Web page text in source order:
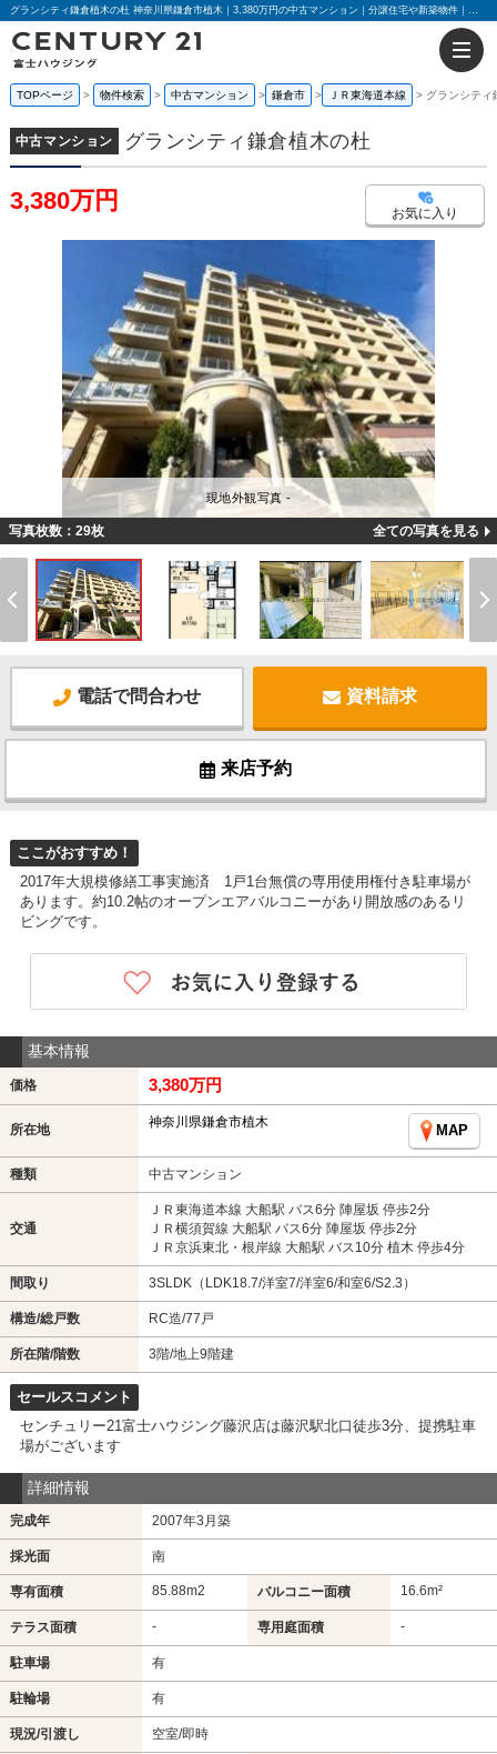
グランシティ鎌倉植木の杜 神奈川県鎌倉市植木｜3,380万円の中古マンション｜分譲住宅や新築物件｜センチュリー21富士ハウジング
TOPページ 物件検索 中古マンション 鎌倉市 ＪＲ東海道本線 グランシティ
中古マンション グランシティ鎌倉植木の杜
3,380万円 お気に入り
現地外観写真 -
写真枚数：29枚 全ての写真を見る
電話で問合わせ 資料請求
来店予約
ここがおすすめ！
2017年大規模修繕工事実施済 1戸1台無償の専用使用権付き駐車場が
あります。約10.2帖のオープンエアバルコニーがあり開放感のあるリ
ビングです。
基本情報
価格 3,380万円
所在地 神奈川県鎌倉市植木
MAP
種類 中古マンション
交通
ＪＲ東海道本線 大船駅 バス6分 陣屋坂 停歩2分
ＪＲ横須賀線 大船駅 バス6分 陣屋坂 停歩2分
ＪＲ京浜東北・根岸線 大船駅 バス10分 植木 停歩4分
間取り 3SLDK（LDK18.7/洋室7/洋室6/和室6/S2.3）
構造/総戸数 RC造/77戸
所在階/階数 3階/地上9階建
セールスコメント
センチュリー21富士ハウジング藤沢店は藤沢駅北口徒歩3分、提携駐車
場がございます
詳細情報
完成年 2007年3月築
採光面 南
専有面積 85.88m2 バルコニー面積 16.6m²
テラス面積 - 専用庭面積 -
駐車場 有
駐輪場 有
現況/引渡し 空室/即時